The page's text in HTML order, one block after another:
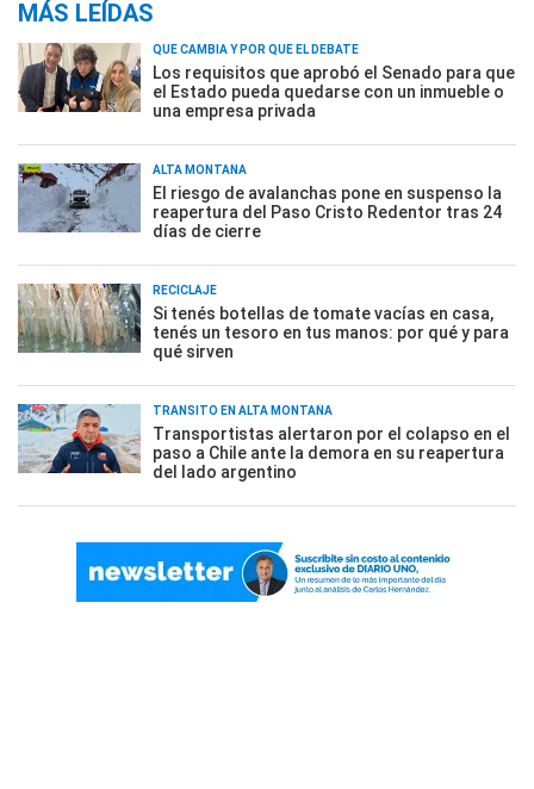
MÁS LEÍDAS
QUÉ CAMBIA Y POR QUÉ EL DEBATE
Los requisitos que aprobó el Senado para que
el Estado pueda quedarse con un inmueble o
una empresa privada
ALTA MONTAÑA
El riesgo de avalanchas pone en suspenso la
reapertura del Paso Cristo Redentor tras 24
días de cierre
RECICLAJE
Si tenés botellas de tomate vacías en casa,
tenés un tesoro en tus manos: por qué y para
qué sirven
TRÁNSITO EN ALTA MONTAÑA
Transportistas alertaron por el colapso en el
paso a Chile ante la demora en su reapertura
del lado argentino